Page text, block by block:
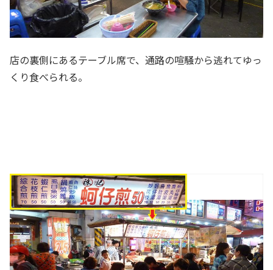
店の裏側にあるテーブル席で、通路の喧騒から逃れてゆっ
くり食べられる。